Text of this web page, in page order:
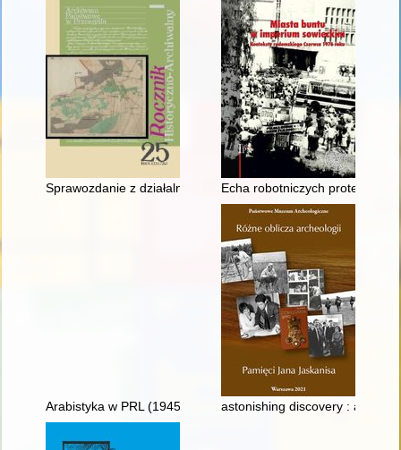
Sprawozdanie z działalności Archiwum Państwowego w
Echa robotniczych protestów z
Arabistyka w PRL (1945-1990) - recenzja]astonishing discovery : a